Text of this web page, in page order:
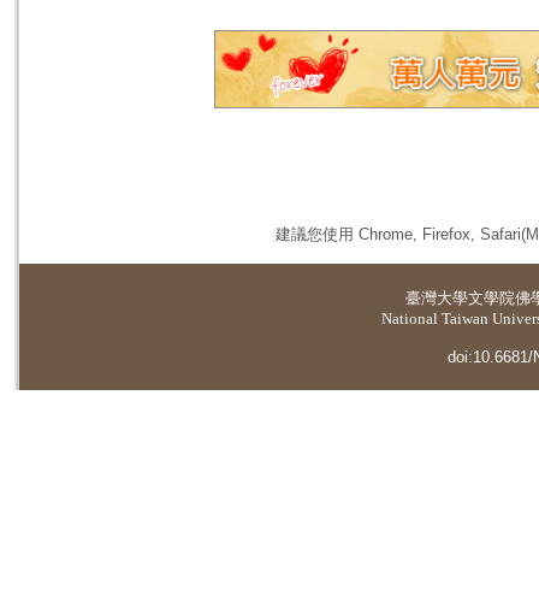
建議您使用 Chrome, Firefox,
臺灣大學文學院佛
National Taiwan
doi:10.6681/